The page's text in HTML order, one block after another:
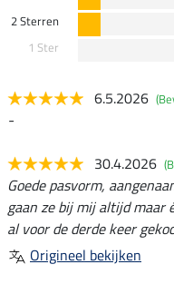
2 Sterren
1 Ster
6.5.2026
-
30.4.2026
Goede pasvorm,
gaan ze bij mij altijd maar
al voor de derde keer
Origineel bekijken